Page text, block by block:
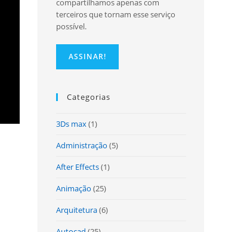
compartilhamos apenas com
terceiros que tornam esse serviço
possível.
Categorias
3Ds max(1)
Administração (5)
After Effects(1)
Animação (25)
Arquitetura(6)